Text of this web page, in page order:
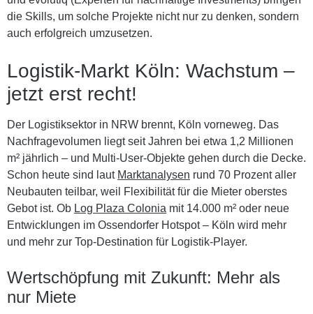
die Skills, um solche Projekte nicht nur zu denken, sondern
auch erfolgreich umzusetzen.
Logistik-Markt Köln: Wachstum –
jetzt erst recht!
Der Logistiksektor in NRW brennt, Köln vorneweg. Das
Nachfragevolumen liegt seit Jahren bei etwa 1,2 Millionen
m² jährlich – und Multi-User-Objekte gehen durch die Decke.
Schon heute sind laut Marktanalysen rund 70 Prozent aller
Neubauten teilbar, weil Flexibilität für die Mieter oberstes
Gebot ist. Ob Log Plaza Colonia mit 14.000 m² oder neue
Entwicklungen im Ossendorfer Hotspot – Köln wird mehr
und mehr zur Top-Destination für Logistik-Player.
Wertschöpfung mit Zukunft: Mehr als
nur Miete